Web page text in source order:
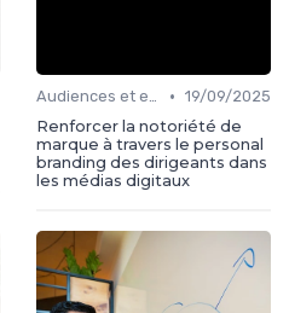
Audiences et engagement • 19/09/2025
Renforcer la notoriété de
marque à travers le personal
branding des dirigeants dans
les médias digitaux